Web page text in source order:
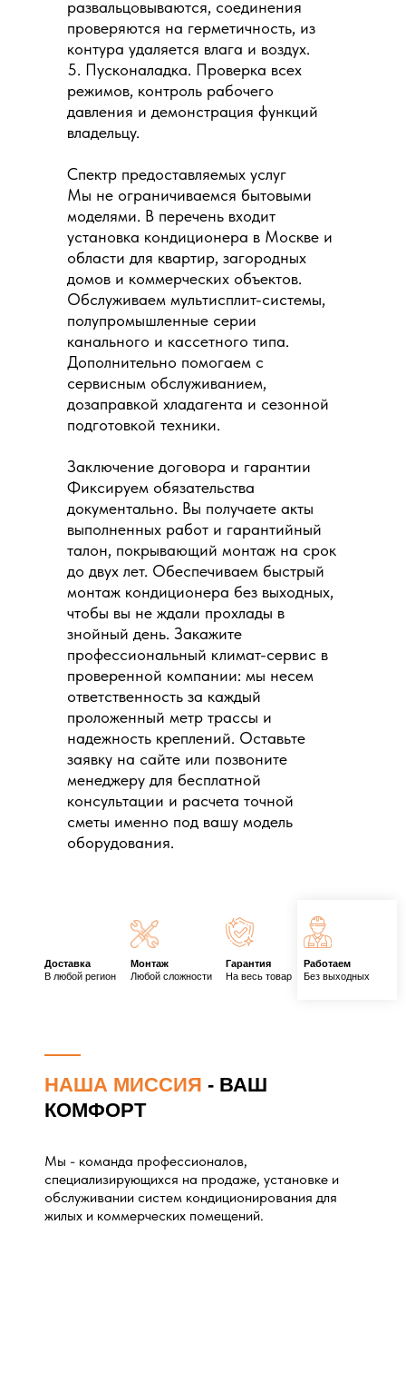
развальцовываются, соединения
проверяются на герметичность, из
контура удаляется влага и воздух.
5. Пусконаладка. Проверка всех
режимов, контроль рабочего
давления и демонстрация функций
владельцу.
Спектр предоставляемых услуг
Мы не ограничиваемся бытовыми
моделями. В перечень входит
установка кондиционера в Москве и
области для квартир, загородных
домов и коммерческих объектов.
Обслуживаем мультисплит-системы,
полупромышленные серии
канального и кассетного типа.
Дополнительно помогаем с
сервисным обслуживанием,
дозаправкой хладагента и сезонной
подготовкой техники.
Заключение договора и гарантии
Фиксируем обязательства
документально. Вы получаете акты
выполненных работ и гарантийный
талон, покрывающий монтаж на срок
до двух лет. Обеспечиваем быстрый
монтаж кондиционера без выходных,
чтобы вы не ждали прохлады в
знойный день. Закажите
профессиональный климат-сервис в
проверенной компании: мы несем
ответственность за каждый
проложенный метр трассы и
надежность креплений. Оставьте
заявку на сайте или позвоните
менеджеру для бесплатной
консультации и расчета точной
сметы именно под вашу модель
оборудования.
Доставка
В любой регион
Монтаж
Любой сложности
Гарантия
На весь товар
Работаем
Без выходных
НАША МИССИЯ - ВАШ
КОМФОРТ
Мы - команда профессионалов,
специализирующихся на продаже, установке и
обслуживании систем кондиционирования для
жилых и коммерческих помещений.